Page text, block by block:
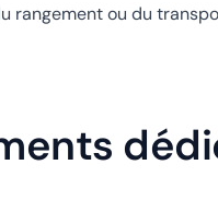
rangement ou du